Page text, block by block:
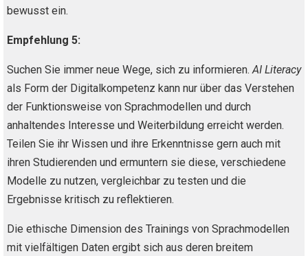
bewusst ein.
Empfehlung 5:
Suchen Sie immer neue Wege, sich zu informieren.AI Literacy
als Form der Digitalkompetenz kann nur über das Verstehen
der Funktionsweise von Sprachmodellen und durch
anhaltendes Interesse und Weiterbildung erreicht werden.
Teilen Sie ihr Wissen und ihre Erkenntnisse gern auch mit
ihren Studierenden und ermuntern sie diese, verschiedene
Modelle zu nutzen, vergleichbar zu testen und die
Ergebnisse kritisch zu reflektieren.
Die ethische Dimension des Trainings von Sprachmodellen
mit vielfältigen Daten ergibt sich aus deren breitem